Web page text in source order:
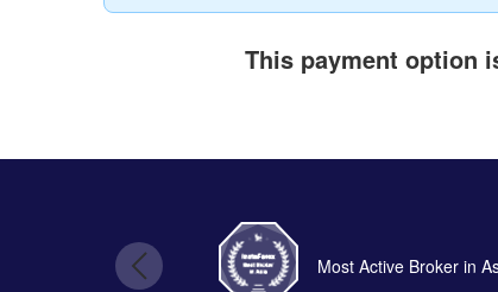
This payment option
Most Active Broker in